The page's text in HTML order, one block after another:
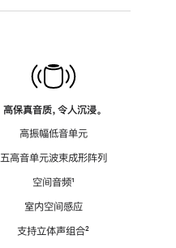
高保真音质，令人沉浸。
高振幅低音单元
五高音单元波束成形阵列
空间音频脚
¹
室内空间感应
支持立体声组合脚
²